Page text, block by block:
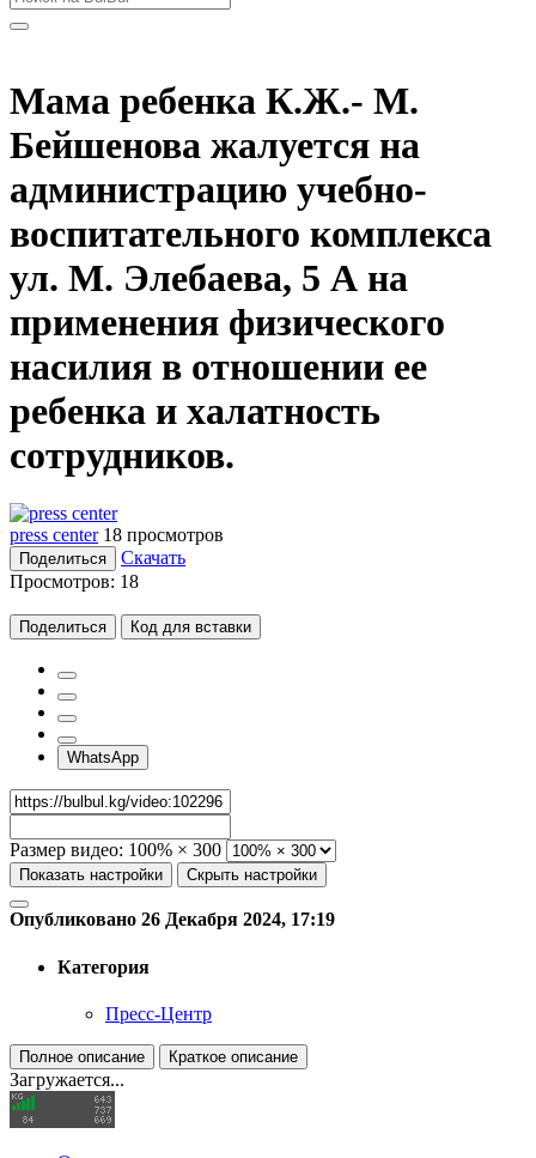
Мама ребенка К.Ж.- М.
Бейшенова жалуется на
администрацию учебно-
воспитательного комплекса
ул. М. Элебаева, 5 А на
применения физического
насилия в отношении ее
ребенка и халатность
сотрудников.
press center 18 просмотров
Поделиться
Скачать
Просмотров: 18
Поделиться Код для вставки
WhatsApp
Размер видео: 100% × 300
Показать настройки Скрыть настройки
Опубликовано 26 Декабря 2024, 17:19
Категория
Пресс-Центр
Полное описание Краткое описание
Загружается...